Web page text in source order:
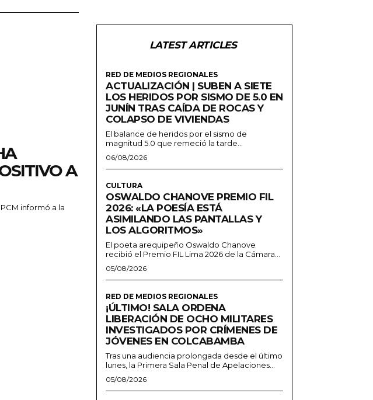
A
informó a la
LATEST ARTICLES
RED DE MEDIOS REGIONALES
ACTUALIZACIÓN | SUBEN A SIETE
LOS HERIDOS POR SISMO DE 5.0 EN
JUNÍN TRAS CAÍDA DE ROCAS Y
COLAPSO DE VIVIENDAS
El balance de heridos por el sismo de
magnitud 5.0 que remeció la tarde...
06/08/2026
CULTURA
OSWALDO CHANOVE PREMIO FIL
2026: «LA POESÍA ESTÁ
ASIMILANDO LAS PANTALLAS Y
LOS ALGORITMOS»
El poeta arequipeño Oswaldo Chanove
recibió el Premio FIL Lima 2026 de la Cámara...
05/08/2026
RED DE MEDIOS REGIONALES
¡ÚLTIMO! SALA ORDENA
LIBERACIÓN DE OCHO MILITARES
INVESTIGADOS POR CRÍMENES DE
JÓVENES EN COLCABAMBA
Tras una audiencia prolongada desde el último
lunes, la Primera Sala Penal de Apelaciones...
05/08/2026